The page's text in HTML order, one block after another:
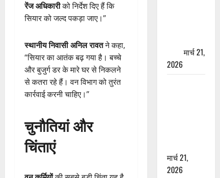
रेंज अधिकारीको निर्देश दिए हैं कि
सियार को जल्द पकड़ा जाए।”
स्थानीय निवासी अनिल रावतने कहा,
“सियार का आतंक बढ़ गया है। बच्चे
और बुजुर्ग डर के मारे घर से निकलने
से कतरा रहे हैं। वन विभाग को तुरंत
कार्रवाई करनी चाहिए।”
चुनौतियां और
चिंताएं
मार्च 21,
2026
मार्च 21,
2026